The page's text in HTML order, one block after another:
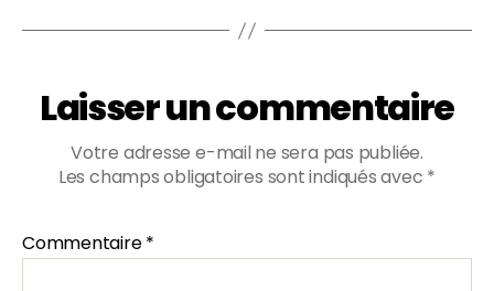
Laisser un commentaire
Votre adresse e-mail ne sera pas publiée.
Les champs obligatoires sont indiqués avec *
Commentaire*